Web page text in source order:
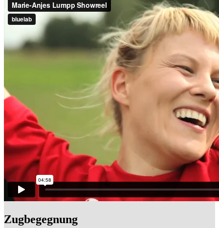
Zugbegegnung